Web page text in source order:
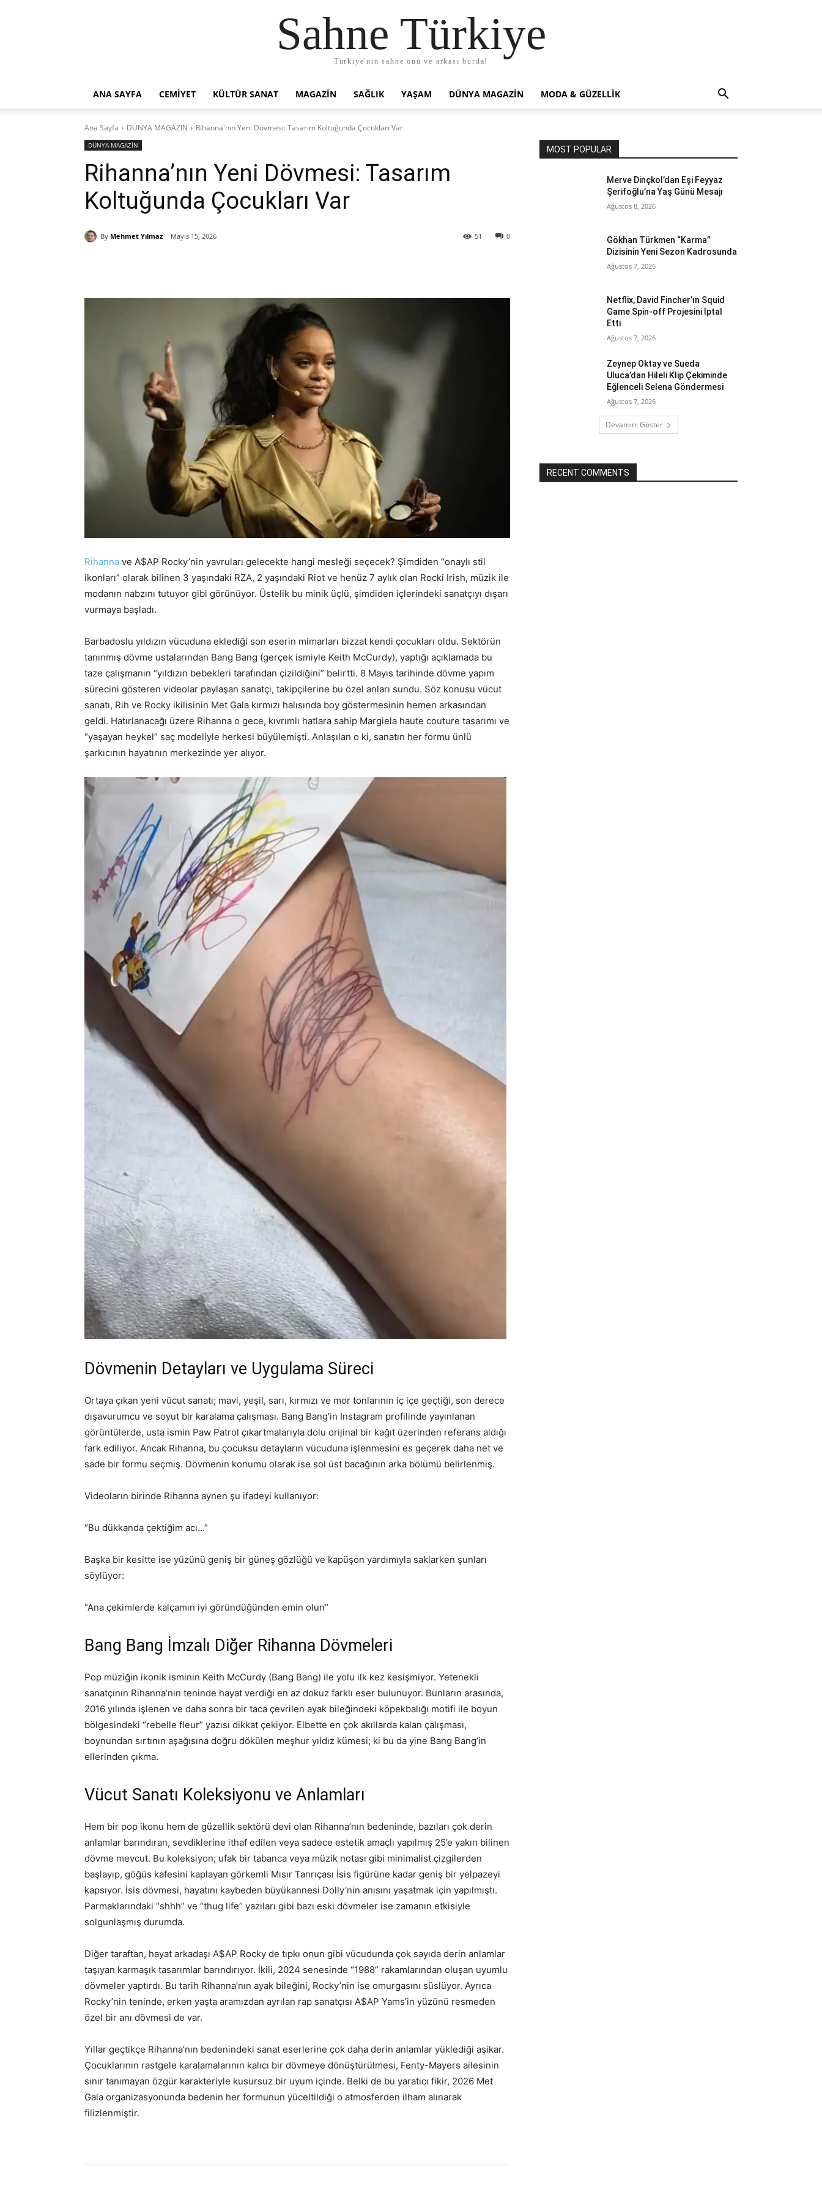
Sahne Türkiye
Türkiye'nin sahne önü ve arkası burda!
ANA SAYFA CEMİYET KÜLTÜR SANAT MAGAZIN SAĞLIK YAŞAM DÜNYA MAGAZİN MODA & GÜZELLİK
Ana Sayfa DÜNYA MAGAZİN Rihanna'nın Yeni Dövmesi: Tasarım Koltuğunda Çocukları Var
DÜNYA MAGAZİN
Rihanna’nın Yeni Dövmesi: Tasarım
Koltuğunda Çocukları Var
By Mehmet Yılmaz Mayıs 15, 2026 0
51
Rihanna ve A$AP Rocky’nin yavruları gelecekte hangi mesleği seçecek? Şimdiden “onaylı stil
ikonları” olarak bilinen 3 yaşındaki RZA, 2 yaşındaki Riot ve henüz 7 aylık olan Rocki Irish, müzik ile
modanın nabzını tutuyor gibi görünüyor. Üstelik bu minik üçlü, şimdiden içlerindeki sanatçıyı dışarı
vurmaya başladı.
Barbadoslu yıldızın vücuduna eklediği son eserin mimarları bizzat kendi çocukları oldu. Sektörün
tanınmış dövme ustalarından Bang Bang (gerçek ismiyle Keith McCurdy), yaptığı açıklamada bu
taze çalışmanın “yıldızın bebekleri tarafından çizildiğini” belirtti. 8 Mayıs tarihinde dövme yapım
sürecini gösteren videolar paylaşan sanatçı, takipçilerine bu özel anları sundu. Söz konusu vücut
sanatı, Rih ve Rocky ikilisinin Met Gala kırmızı halısında boy göstermesinin hemen arkasından
geldi. Hatırlanacağı üzere Rihanna o gece, kıvrımlı hatlara sahip Margiela haute couture tasarımı ve
“yaşayan heykel” saç modeliyle herkesi büyülemişti. Anlaşılan o ki, sanatın her formu ünlü
şarkıcının hayatının merkezinde yer alıyor.
Dövmenin Detayları ve Uygulama Süreci
Ortaya çıkan yeni vücut sanatı; mavi, yeşil, sarı, kırmızı ve mor tonlarının iç içe geçtiği, son derece
dışavurumcu ve soyut bir karalama çalışması. Bang Bang’in Instagram profilinde yayınlanan
görüntülerde, usta ismin Paw Patrol çıkartmalarıyla dolu orijinal bir kağıt üzerinden referans aldığı
fark ediliyor. Ancak Rihanna, bu çocuksu detayların vücuduna işlenmesini es geçerek daha net ve
sade bir formu seçmiş. Dövmenin konumu olarak ise sol üst bacağının arka bölümü belirlenmiş.
Videoların birinde Rihanna aynen şu ifadeyi kullanıyor:
“Bu dükkanda çektiğim acı…”
Başka bir kesitte ise yüzünü geniş bir güneş gözlüğü ve kapüşon yardımıyla saklarken şunları
söylüyor:
“Ana çekimlerde kalçamın iyi göründüğünden emin olun”
Bang Bang İmzalı Diğer Rihanna Dövmeleri
Pop müziğin ikonik isminin Keith McCurdy (Bang Bang) ile yolu ilk kez kesişmiyor. Yetenekli
sanatçının Rihanna’nın teninde hayat verdiği en az dokuz farklı eser bulunuyor. Bunların arasında,
2016 yılında işlenen ve daha sonra bir taca çevrilen ayak bileğindeki köpekbalığı motifi ile boyun
bölgesindeki “rebelle fleur” yazısı dikkat çekiyor. Elbette en çok akıllarda kalan çalışması,
boynundan sırtının aşağısına doğru dökülen meşhur yıldız kümesi; ki bu da yine Bang Bang’in
ellerinden çıkma.
Vücut Sanatı Koleksiyonu ve Anlamları
Hem bir pop ikonu hem de güzellik sektörü devi olan Rihanna’nın bedeninde, bazıları çok derin
anlamlar barındıran, sevdiklerine ithaf edilen veya sadece estetik amaçlı yapılmış 25’e yakın bilinen
dövme mevcut. Bu koleksiyon; ufak bir tabanca veya müzik notası gibi minimalist çizgilerden
başlayıp, göğüs kafesini kaplayan görkemli Mısır Tanrıçası İsis figürüne kadar geniş bir yelpazeyi
kapsıyor. İsis dövmesi, hayatını kaybeden büyükannesi Dolly’nin anısını yaşatmak için yapılmıştı.
Parmaklarındaki “shhh” ve “thug life” yazıları gibi bazı eski dövmeler ise zamanın etkisiyle
solgunlaşmış durumda.
Diğer taraftan, hayat arkadaşı A$AP Rocky de tıpkı onun gibi vücudunda çok sayıda derin anlamlar
taşıyan karmaşık tasarımlar barındırıyor. İkili, 2024 senesinde “1988” rakamlarından oluşan uyumlu
dövmeler yaptırdı. Bu tarih Rihanna’nın ayak bileğini, Rocky’nin ise omurgasını süslüyor. Ayrıca
Rocky’nin teninde, erken yaşta aramızdan ayrılan rap sanatçısı A$AP Yams’in yüzünü resmeden
özel bir anı dövmesi de var.
Yıllar geçtikçe Rihanna’nın bedenindeki sanat eserlerine çok daha derin anlamlar yüklediği aşikar.
Çocuklarının rastgele karalamalarının kalıcı bir dövmeye dönüştürülmesi, Fenty-Mayers ailesinin
sınır tanımayan özgür karakteriyle kusursuz bir uyum içinde. Belki de bu yaratıcı fikir, 2026 Met
Gala organizasyonunda bedenin her formunun yüceltildiği o atmosferden ilham alınarak
filizlenmiştir.
MOST POPULAR
Merve Dinçkol’dan Eşi Feyyaz
Şerifoğlu’na Yaş Günü Mesajı
Ağustos 8, 2026
Gökhan Türkmen “Karma”
Dizisinin Yeni Sezon Kadrosunda
Ağustos 7, 2026
Netflix, David Fincher’ın Squid
Game Spin-off Projesini İptal
Etti
Ağustos 7, 2026
Zeynep Oktay ve Sueda
Uluca’dan Hileli Klip Çekiminde
Eğlenceli Selena Göndermesi
Ağustos 7, 2026
Devamını Göster
RECENT COMMENTS